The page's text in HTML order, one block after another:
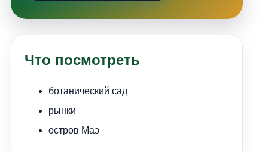
Что посмотреть
ботанический сад
рынки
остров Маэ